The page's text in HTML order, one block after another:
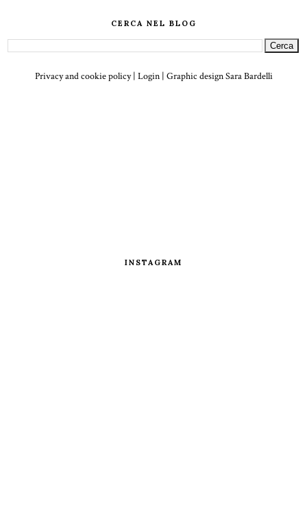
CERCA NEL BLOG
Privacy and cookie policy| Login| Graphic designSara Bardelli
INSTAGRAM